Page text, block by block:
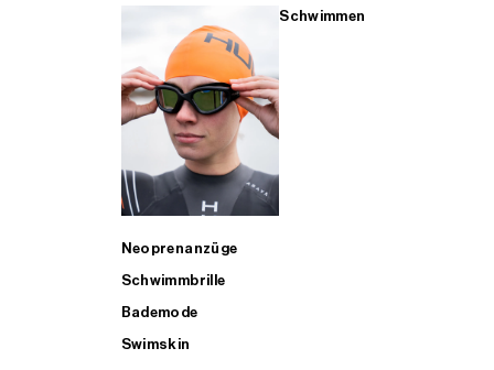
Schwimmen
Neoprenanzüge
Schwimmbrille
Bademode
Swimskin